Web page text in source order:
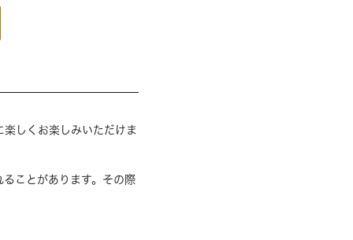
しくお楽しみいただけま
ことがあります。その際